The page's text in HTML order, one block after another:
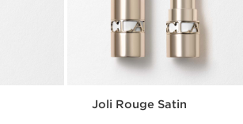
Joli Rouge Satin